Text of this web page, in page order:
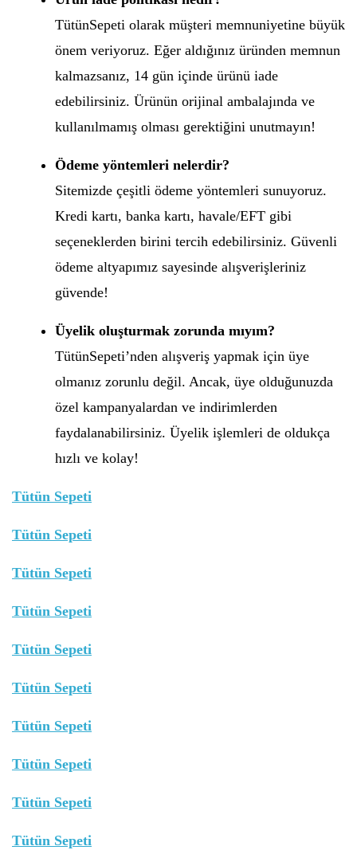
TütünSepeti olarak müşteri memnuniyetine büyük
önem veriyoruz. Eğer aldığınız üründen memnun
kalmazsanız, 14 gün içinde ürünü iade
edebilirsiniz. Ürünün orijinal ambalajında ve
kullanılmamış olması gerektiğini unutmayın!
Ödeme yöntemleri nelerdir?
Sitemizde çeşitli ödeme yöntemleri sunuyoruz.
Kredi kartı, banka kartı, havale/EFT gibi
seçeneklerden birini tercih edebilirsiniz. Güvenli
ödeme altyapımız sayesinde alışverişleriniz
güvende!
Üyelik oluşturmak zorunda mıyım?
TütünSepeti’nden alışveriş yapmak için üye
olmanız zorunlu değil. Ancak, üye olduğunuzda
özel kampanyalardan ve indirimlerden
faydalanabilirsiniz. Üyelik işlemleri de oldukça
hızlı ve kolay!
Tütün Sepeti
Tütün Sepeti
Tütün Sepeti
Tütün Sepeti
Tütün Sepeti
Tütün Sepeti
Tütün Sepeti
Tütün Sepeti
Tütün Sepeti
Tütün Sepeti